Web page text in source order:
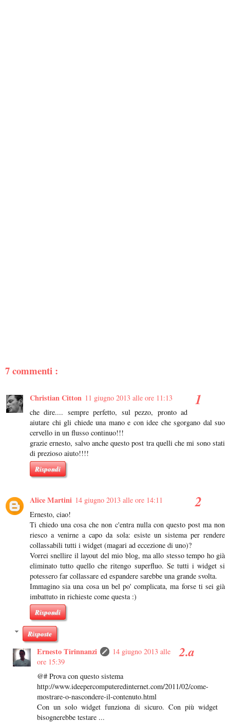
7 commenti :
Christian Citton 11 giugno 2013 alle ore 11:13
che dire.... sempre perfetto, sul pezzo, pronto ad
aiutare chi gli chiede una mano e con idee che sgorgano dal suo
cervello in un flusso continuo!!!
grazie ernesto, salvo anche questo post tra quelli che mi sono stati
di prezioso aiuto!!!!
Rispondi
Alice Martini 14 giugno 2013 alle ore 14:11
Ernesto, ciao!
Ti chiedo una cosa che non c'entra nulla con questo post ma non
riesco a venirne a capo da sola: esiste un sistema per rendere
collassabili tutti i widget (magari ad eccezione di uno)?
Vorrei snellire il layout del mio blog, ma allo stesso tempo ho già
eliminato tutto quello che ritengo superfluo. Se tutti i widget si
potessero far collassare ed espandere sarebbe una grande svolta.
Immagino sia una cosa un bel po' complicata, ma forse ti sei già
imbattuto in richieste come questa :)
Rispondi
Risposte
Ernesto Tirinnanzi
14 giugno 2013 alle
ore 15:39
@# Prova con questo sistema
http://www.ideepercomputeredinternet.com/2011/02/come-
mostrare-o-nascondere-il-contenuto.html
Con un solo widget funziona di sicuro. Con più widget
bisognerebbe testare ...